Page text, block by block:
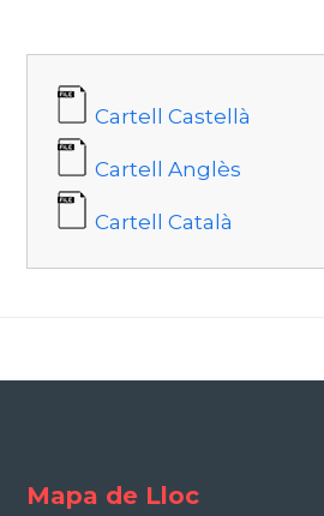
Cartell Castellà
Cartell Anglès
Cartell Català
Mapa de Lloc